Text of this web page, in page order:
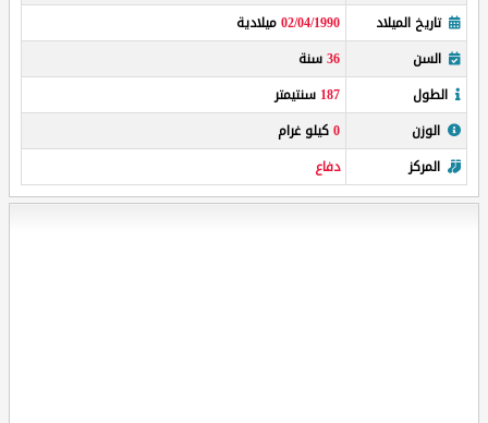
تاريخ الميلاد
02/04/1990ميلادية
السن
36سنة
الطول
187 سنتيمتر
الوزن
0كيلو غرام
المركز
دفاع